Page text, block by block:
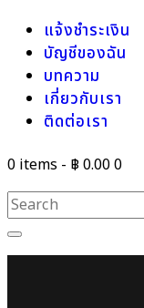
แจ้งชำระเงิน
บัญชีของฉัน
บทความ
เกี่ยวกับเรา
ติดต่อเรา
0 items - ฿ 0.000